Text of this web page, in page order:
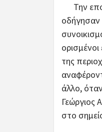
Την
της
άλλο,
Γεώργιος
στο